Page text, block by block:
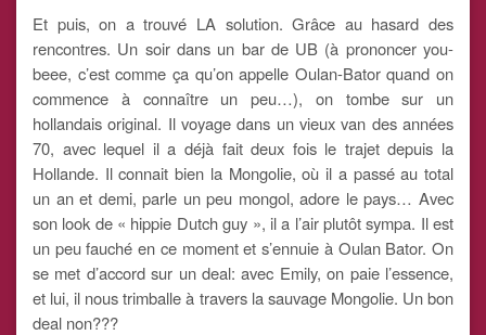
Et puis, on a trouvé LA solution. Grâce au hasard des
rencontres. Un soir dans un bar de UB (à prononcer you-
beee, c’est comme ça qu’on appelle Oulan-Bator quand on
commence à connaître un peu…), on tombe sur un
hollandais original. Il voyage dans un vieux van des années
70, avec lequel il a déjà fait deux fois le trajet depuis la
Hollande. Il connait bien la Mongolie, où il a passé au total
un an et demi, parle un peu mongol, adore le pays… Avec
son look de « hippie Dutch guy », il a l’air plutôt sympa. Il est
un peu fauché en ce moment et s’ennuie à Oulan Bator. On
se met d’accord sur un deal: avec Emily, on paie l’essence,
et lui, il nous trimballe à travers la sauvage Mongolie. Un bon
deal non???